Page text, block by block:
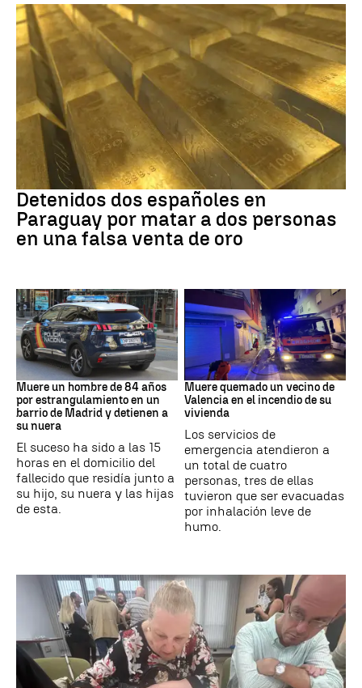
Paraguay
Detenidos dos españoles en
Paraguay por matar a dos personas
en una falsa venta de oro
Suceso
Muere un hombre de 84 años
por estrangulamiento en un
barrio de Madrid y detienen a
su nuera
El suceso ha sido a las 15
horas en el domicilio del
fallecido que residía junto a
su hijo, su nuera y las hijas
de esta.
INCENDIO
Muere quemado un vecino de
Valencia en el incendio de su
vivienda
Los servicios de
emergencia atendieron a
un total de cuatro
personas, tres de ellas
tuvieron que ser evacuadas
por inhalación leve de
humo.